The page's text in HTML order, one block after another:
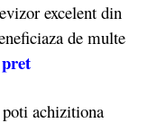
excelent din
de multe
achizitiona